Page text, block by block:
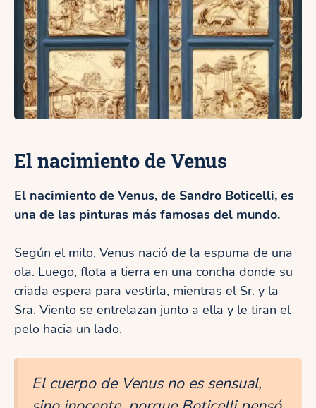
El nacimiento de Venus
El nacimiento de Venus, de Sandro Boticelli, es
una de las pinturas más famosas del mundo.
Según el mito, Venus nació de la espuma de una
ola. Luego, flota a tierra en una concha donde su
criada espera para vestirla, mientras el Sr. y la
Sra. Viento se entrelazan junto a ella y le tiran el
pelo hacia un lado.
El cuerpo de Venus no es sensual,